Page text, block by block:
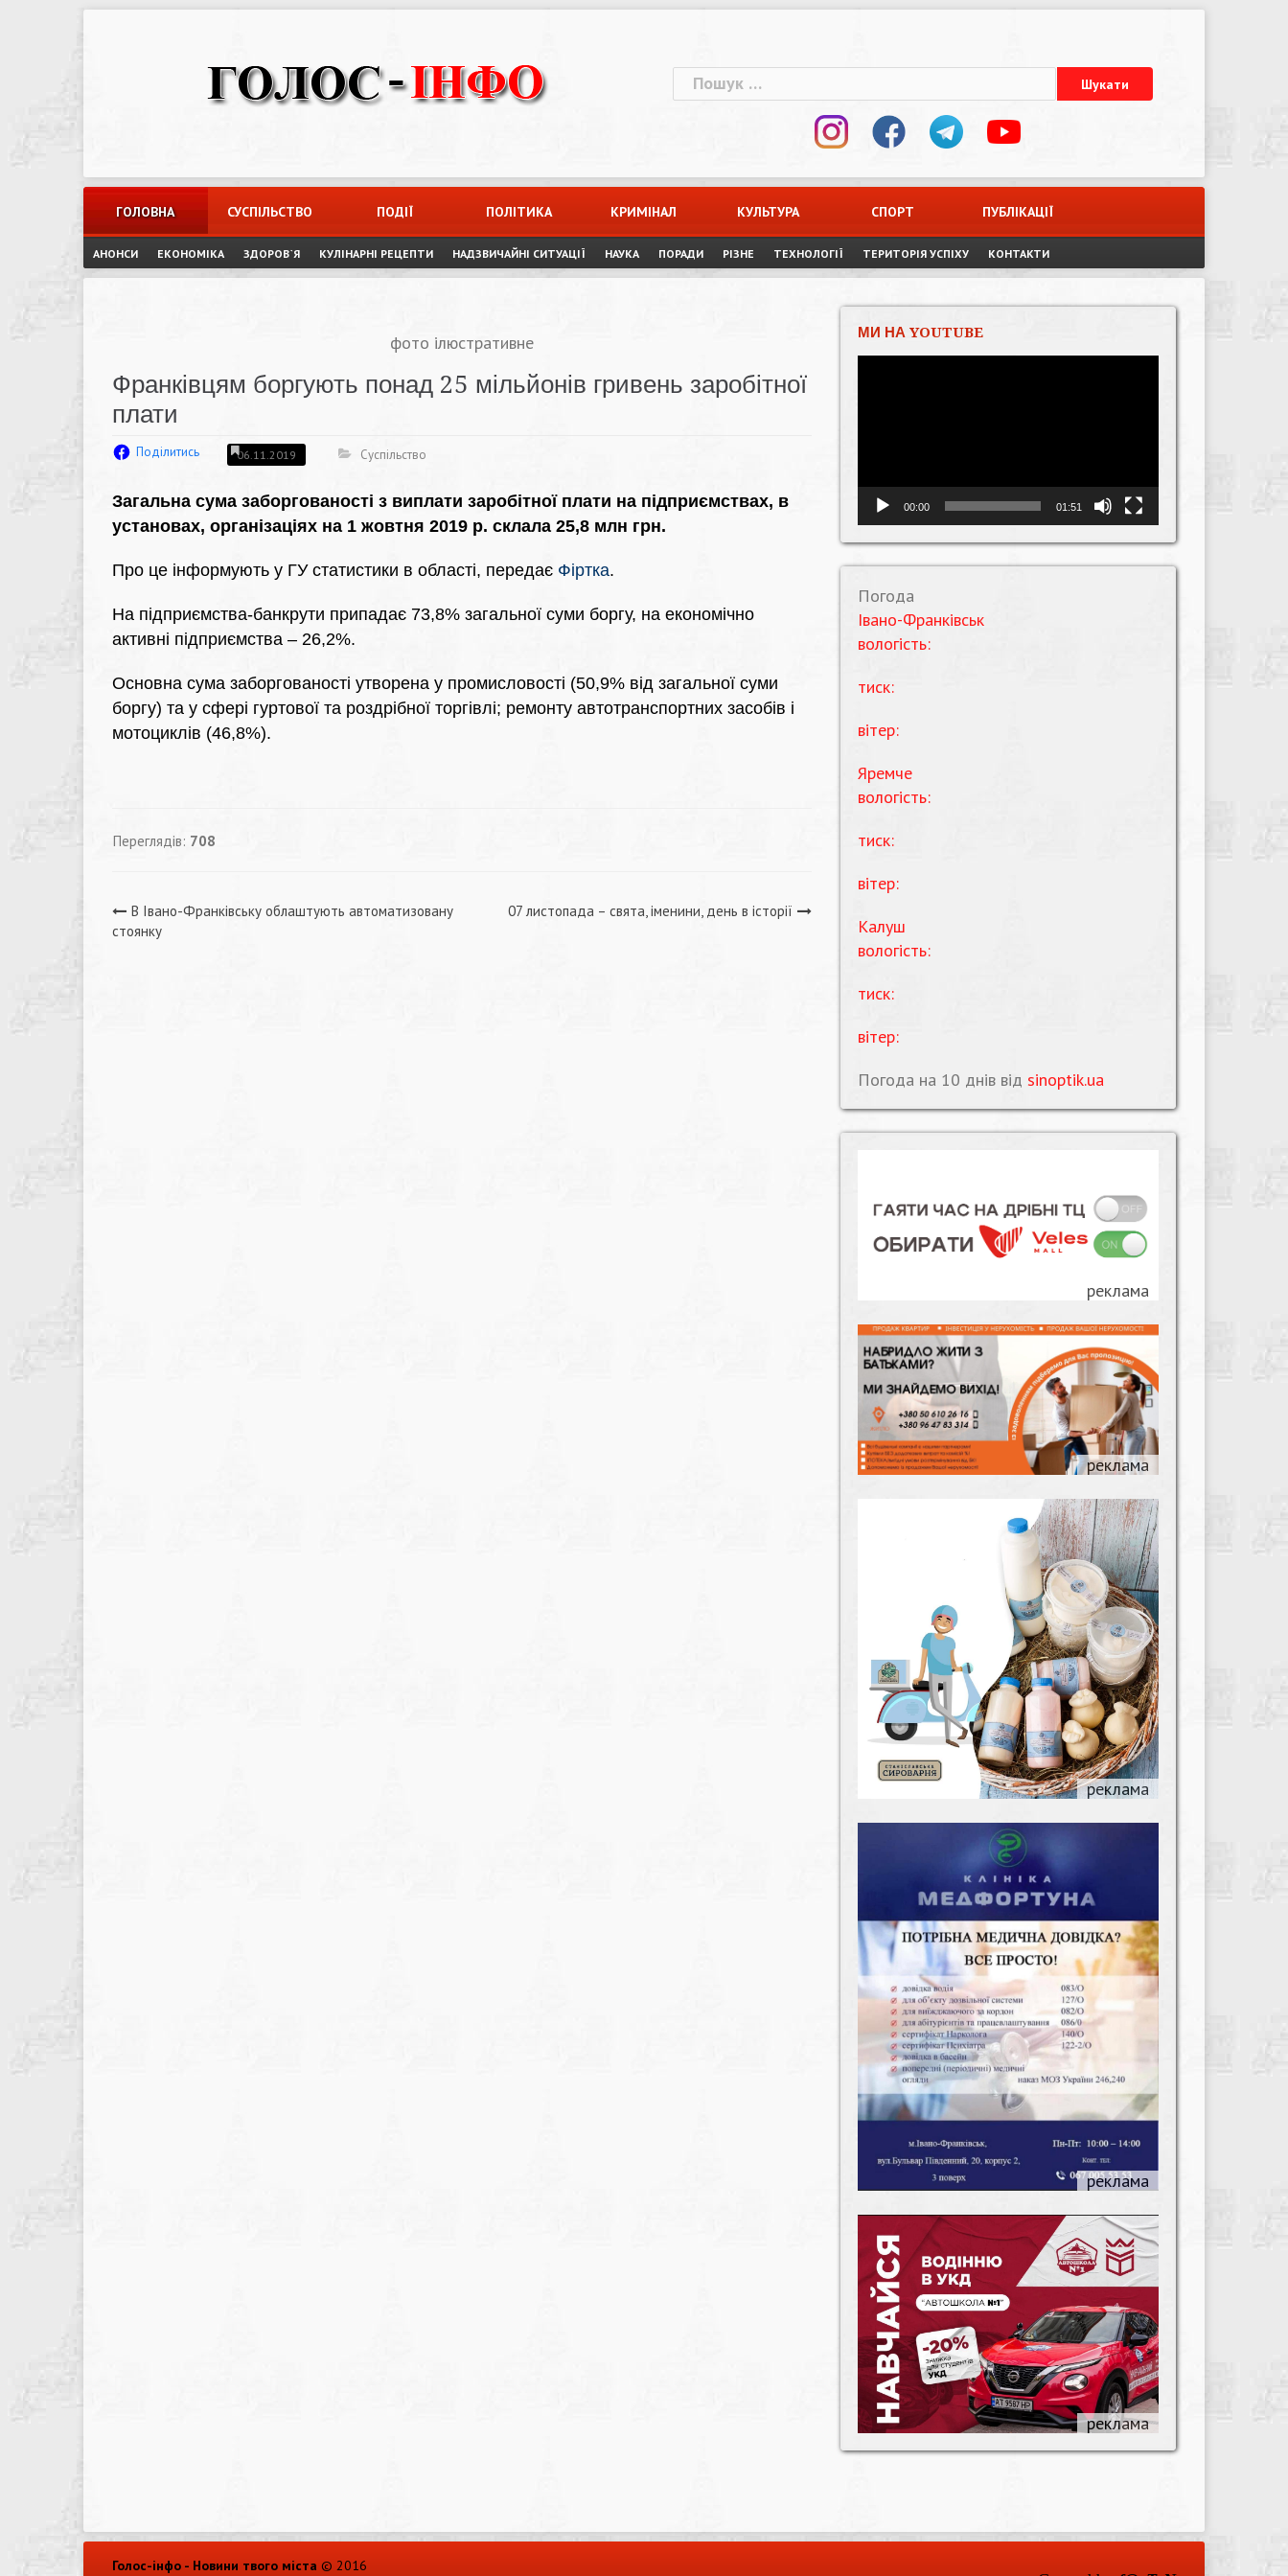
Пошук:
ГОЛОВНА СУСПІЛЬСТВО ПОДІЇ ПОЛІТИКА КРИМІНАЛ КУЛЬТУРА СПОРТ ПУБЛІКАЦІЇ
АНОНСИ ЕКОНОМІКА ЗДОРОВ`Я КУЛІНАРНІ РЕЦЕПТИ НАДЗВИЧАЙНІ СИТУАЦІЇ НАУКА ПОРАДИ РІЗНЕ ТЕХНОЛОГІЇ ТЕРИТОРІЯ УСПІХУ КОНТАКТИ
фото ілюстративне
Франківцям боргують понад 25 мільйонів гривень заробітної
плати
Поділитись 06.11.2019 Суспільство
Загальна сума заборгованості з виплати заробітної плати на підприємствах, в
установах, організаціях на 1 жовтня 2019 р. склала 25,8 млн грн.
Про це інформують у ГУ статистики в області, передає Фіртка.
На підприємства-банкрути припадає 73,8% загальної суми боргу, на економічно
активні підприємства – 26,2%.
Основна сума заборгованості утворена у промисловості (50,9% від загальної суми
боргу) та у сфері гуртової та роздрібної торгівлі; ремонту автотранспортних засобів і
мотоциклів (46,8%).
Переглядів: 708
Навігація
В Івано-Франківську облаштують автоматизовану
стоянку
07 листопада – свята, іменини, день в історії
МИ НА YOUTUBE
00:00 01:51
Погода
Івано-Франківськ
вологість:
тиск:
вітер:
Яремче
вологість:
тиск:
вітер:
Калуш
вологість:
тиск:
вітер:
Погода на 10 днів від sinoptik.ua
Голос-інфо - Новини твого міста © 2016